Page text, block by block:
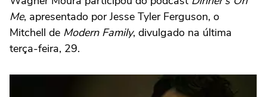
Me, apresentado por Jesse Tyler Ferguson, o
Mitchell de Modern Family, divulgado na última
terça-feira, 29.